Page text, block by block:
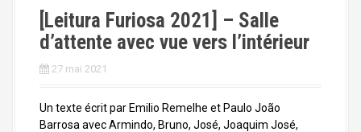
[Leitura Furiosa 2021] – Salle
d’attente avec vue vers l’intérieur
27 mai 2021
Un texte écrit par Emilio Remelhe et Paulo João
Barrosa avec Armindo, Bruno, José, Joaquim José,